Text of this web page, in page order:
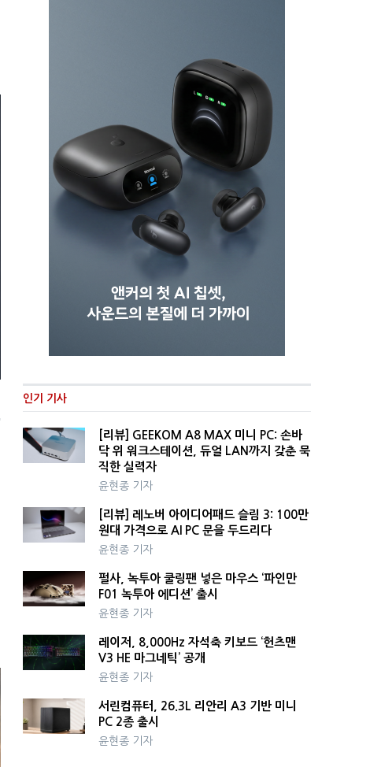
인기 기사
[리뷰] GEEKOM A8 MAX 미니 PC: 손바
닥 위 워크스테이션, 듀얼 LAN까지 갖춘 묵
직한 실력자
윤현종 기자
[리뷰] 레노버 아이디어패드 슬림 3: 100만
원대 가격으로 AI PC 문을 두드리다
윤현종 기자
펄사, 녹투아 쿨링팬 넣은 마우스 ‘파인만
F01 녹투아 에디션’ 출시
윤현종 기자
레이저, 8,000Hz 자석축 키보드 ‘헌츠맨
V3 HE 마그네틱’ 공개
윤현종 기자
서린컴퓨터, 26.3L 리안리 A3 기반 미니
PC 2종 출시
윤현종 기자